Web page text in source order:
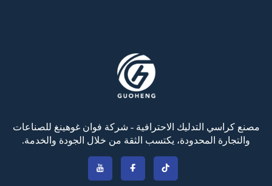
مصنع كراسي التدليك الاحترافية - شركة فوان غوهينغ للصناعات
والتجارة المحدودة، يكتسب الثقة من خلال الجودة والخدمة.